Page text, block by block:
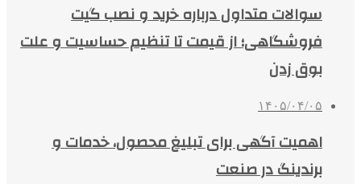
سوالات متداول درباره خرید و نصب گیت
فروشگاهی؛ از قیمت تا تنظیم حساسیت و علت
بوق زدن
۱۴۰۵/۰۴/۰۵
اهمیت آگهی برای تبلیغ محصول، خدمات و
برندینگ در صنعت